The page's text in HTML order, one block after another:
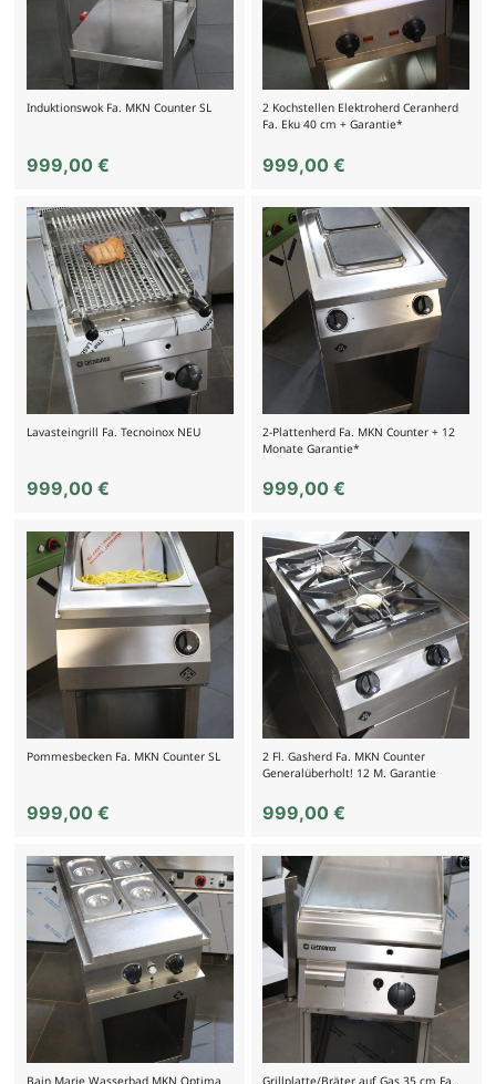
Induktionswok Fa. MKN Counter SL
999,00 €
2 Kochstellen Elektroherd Ceranherd
Fa. Eku 40 cm + Garantie*
999,00€
Lavasteingrill Fa. Tecnoinox NEU
999,00 €
2-Plattenherd Fa. MKN Counter + 12
Monate Garantie*
999,00€
Pommesbecken Fa. MKN Counter SL
999,00 €
2 Fl. Gasherd Fa. MKN Counter
Generalüberholt! 12 M. Garantie
999,00€
Bain Marie Wasserbad MKN Optima
Grillplatte/Bräter auf Gas 35 cm Fa.